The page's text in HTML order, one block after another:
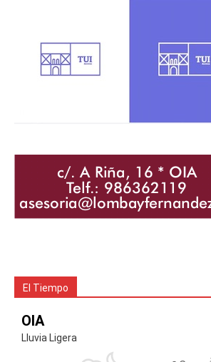
El Tiempo
OIA
Lluvia Ligera